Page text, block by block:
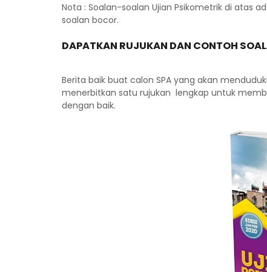
Nota : Soalan-soalan Ujian Psikometrik di atas
soalan bocor.
DAPATKAN RUJUKAN DAN CONTOH
Berita baik buat calon SPA yang akan
menerbitkan satu rujukan lengkap untuk
dengan baik.